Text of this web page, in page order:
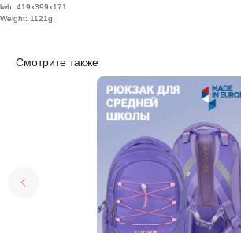
lwh: 419x399x171
Weight: 1121g
Смотрите также
e-mail
info@school-price.ru